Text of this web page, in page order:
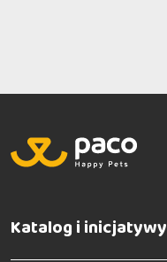
Katalog i inicjatywy